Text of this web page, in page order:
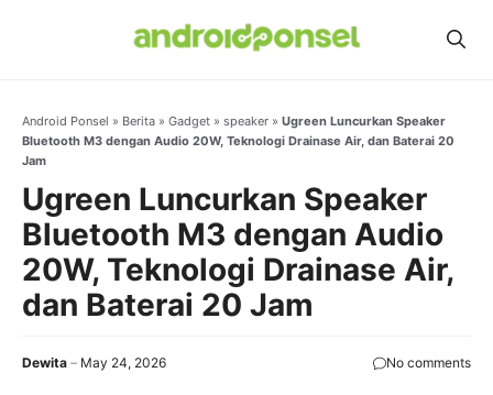
Android Ponsel » Berita » Gadget » speaker » Ugreen Luncurkan Speaker
Bluetooth M3 dengan Audio 20W, Teknologi Drainase Air, dan Baterai 20
Jam
Ugreen Luncurkan Speaker
Bluetooth M3 dengan Audio
20W, Teknologi Drainase Air,
dan Baterai 20 Jam
Dewita May 24, 2026 No comments